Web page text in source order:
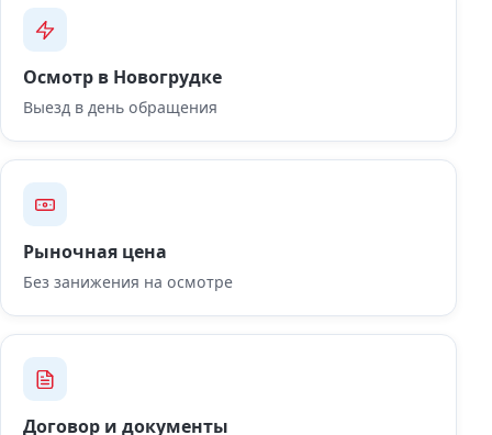
Осмотр в Новогрудке
Выезд в день обращения
Рыночная цена
Без занижения на осмотре
Договор и документы